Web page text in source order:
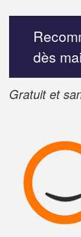
dès
Gratuit et